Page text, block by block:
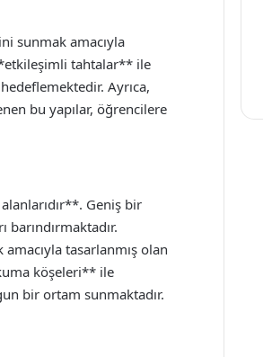
sunmak amacıyla
tahtalar** ile
Ayrıca,
bu yapılar, öğrencilere
Geniş bir
tasarlanmış olan
köşeleri** ile
bir ortam sunmaktadır.